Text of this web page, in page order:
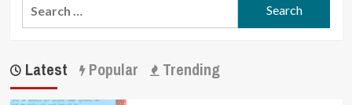
Latest Popular Trending